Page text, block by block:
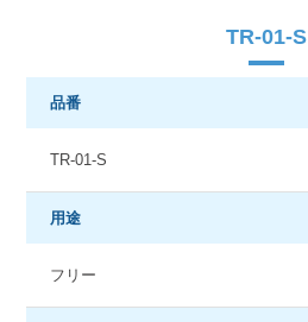
TR-01-S
品番
TR-01-S
用途
フリー